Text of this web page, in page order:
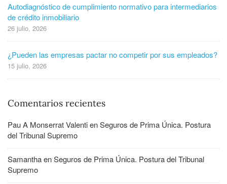
Autodiagnóstico de cumplimiento normativo para intermediarios
de crédito inmobiliario
26 julio, 2026
¿Pueden las empresas pactar no competir por sus empleados?
15 julio, 2026
Comentarios recientes
Pau A Monserrat ValentienSeguros de Prima Única. Postura
del Tribunal Supremo
SamanthaenSeguros de Prima Única. Postura del Tribunal
Supremo